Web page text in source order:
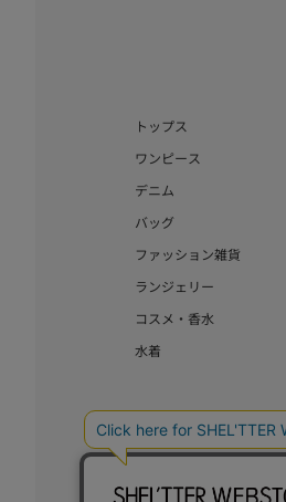
トップス
ワンピース
デニム
バッグ
ファッション雑貨
ランジェリー
コスメ・香水
水着